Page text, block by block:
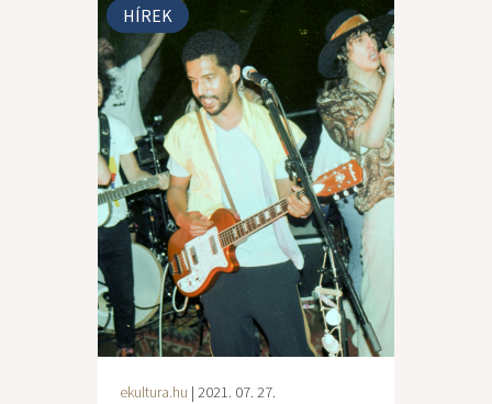
HÍREK
ekultura.hu | 2021. 07. 27.